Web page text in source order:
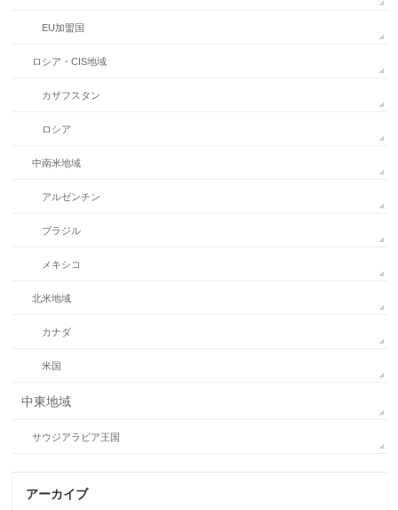
EU加盟国
ロシア・CIS地域
カザフスタン
ロシア
中南米地域
アルゼンチン
ブラジル
メキシコ
北米地域
カナダ
米国
中東地域
サウジアラビア王国
アーカイブ